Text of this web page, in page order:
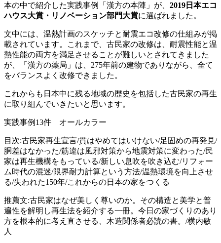
本の中で紹介した実践事例「漢方の本陣」が、 2019日本エコ
ハウス大賞・リノベーション部門大賞に選ばれました。
文中には、温熱計画のスケッチと耐震エコ改修の仕組みが掲
載されています。これまで、古民家の改修は、耐震性能と温
熱性能の両方を満足させることが難しいとされてきました
が、「漢方の薬局」は、275年前の建物でありながら、全て
をバランスよく改修できました。
これからも日本中に残る地域の歴史を包括した古民家の再生
に取り組んでいきたいと思います。
実践事例13件 オールカラー
目次:古民家再生宣言/貫はやめてはいけない/足固めの再発見/
胴差はなかった/筋違は風邪対策から地震対策に変わった/民
家は再生機構をもっている/新しい息吹を吹き込む/リフォー
ム時代の混迷/限界耐力計算という方法/温熱環境を向上させ
る/失われた150年/これからの日本の家をつくる
推薦文:古民家はなぜ美しく尊いのか。その構造と美学と普
遍性を解明し再生法を紹介する一冊。今日の家づくりのあり
方を根本的に考え直させる、木造関係者必読の書。/横内敏
人